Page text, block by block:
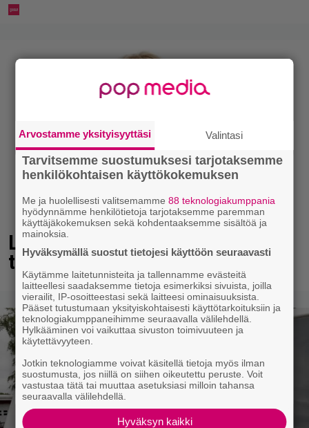
Laulaja Marionilla todella
tuskaiset paikat tällä hetkellä
Arvostamme yksityisyyttäsi Valintasi
Tarvitsemme suostumuksesi tarjotaksemme
henkilökohtaisen käyttökokemuksen
Me ja huolellisesti valitsemamme88 teknologiakumppania
hyödynnämme henkilötietoja tarjotaksemme paremman
käyttäjäkokemuksen sekä kohdentaaksemme sisältöä ja
mainoksia.
Hyväksymällä suostut tietojesi käyttöön seuraavasti
Käytämme laitetunnisteita ja tallennamme evästeitä
laitteellesi saadaksemme tietoja esimerkiksi sivuista, joilla
vierailit, IP-osoitteestasi sekä laitteesi ominaisuuksista.
Pääset tutustumaan yksityiskohtaisesti käyttötarkoituksiin ja
teknologiakumppaneihimme seuraavalla välilehdellä.
Hylkääminen voi vaikuttaa sivuston toimivuuteen ja
käytettävyyteen.
Jotkin teknologiamme voivat käsitellä tietoja myös ilman
suostumusta, jos niillä on siihen oikeutettu peruste. Voit
vastustaa tätä tai muuttaa asetuksiasi milloin tahansa
seuraavalla välilehdellä.
Hyväksyn kaikki